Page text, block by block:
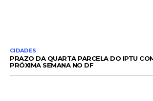
CIDADES
PRAZO DA QUARTA PARCELA DO IPTU
PRÓXIMA SEMANA NO DF